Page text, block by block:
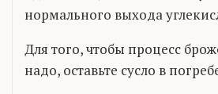
нормального выхода
Для того, чтобы процесс
надо, оставьте сусло в